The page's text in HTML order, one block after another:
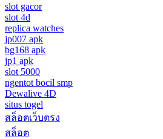
slot gacor
slot 4d
replica watches
jp007 apk
bg168 apk
jp1 apk
slot 5000
ngentot bocil smp
Dewalive 4D
situs togel
สล็อตเว็บตรง
สล็อต